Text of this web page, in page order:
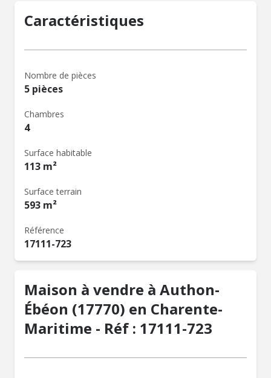
Caractéristiques
Nombre de pièces
5 pièces
Chambres
4
Surface habitable
113 m²
Surface terrain
593 m²
Référence
17111-723
Maison à vendre à Authon-
Ébéon (17770) en Charente-
Maritime - Réf : 17111-723